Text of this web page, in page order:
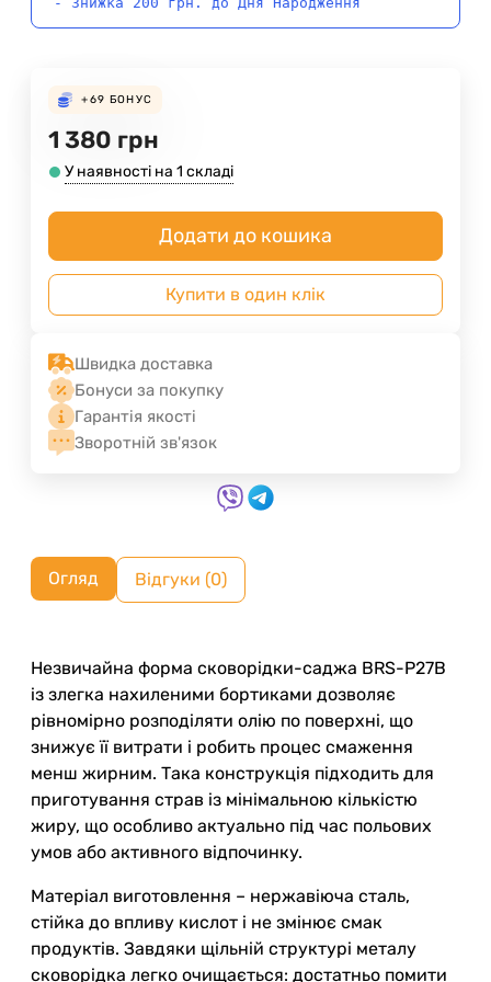
+69 БОНУС
1 380 грн
У наявності на 1 складі
Додати до кошика
Купити в один клік
Швидка доставка
Бонуси за покупку
Гарантія якості
Зворотній зв'язок
Огляд Відгуки (0)
Незвичайна форма сковорідки-саджа BRS-P27B
із злегка нахиленими бортиками дозволяє
рівномірно розподіляти олію по поверхні, що
знижує її витрати і робить процес смаження
менш жирним. Така конструкція підходить для
приготування страв із мінімальною кількістю
жиру, що особливо актуально під час польових
умов або активного відпочинку.
Матеріал виготовлення – нержавіюча сталь,
стійка до впливу кислот і не змінює смак
продуктів. Завдяки щільній структурі металу
сковорідка легко очищається: достатньо помити